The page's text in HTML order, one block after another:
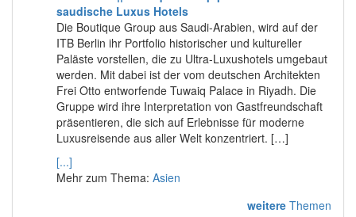
saudische Luxus Hotels
Die Boutique Group aus Saudi-Arabien, wird auf der
ITB Berlin ihr Portfolio historischer und kultureller
Paläste vorstellen, die zu Ultra-Luxushotels umgebaut
werden. Mit dabei ist der vom deutschen Architekten
Frei Otto entworfende Tuwaiq Palace in Riyadh. Die
Gruppe wird ihre Interpretation von Gastfreundschaft
präsentieren, die sich auf Erlebnisse für moderne
Luxusreisende aus aller Welt konzentriert. […]
[...]
Mehr zum Thema: Asien
weitere Themen